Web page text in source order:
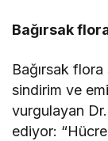
Bağırsak
Bağırsak flora
sindirim ve
vurgulayan
ediyor: